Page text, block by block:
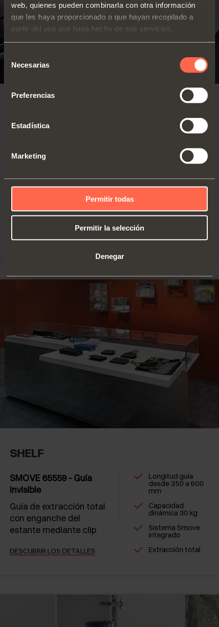
web, quienes pueden combinarla con otra información
que les haya proporcionado o que hayan recopilado a
partir del uso que haya hecho de sus servicios.
Selección
Necesarias
Preferencias
Estadística
Marketing
Permitir todas
Permitir la selección
Denegar
with a synchronized
DESCUBRIR LOS DETALLES
120 Lbs (55 kg)
110 Lbs (50 kg)
Available in 14” to
mm)
SHELF
SMOVE 65559 - Guía
invisible
Guía de extracción total
con enganche del
estante mediante clip
DESCUBRIR LOS DETALLES
Longitud guía
desde 350 a 600
mm
Capacidad
dinámica 30 kg
Sistema Smove
integrado
Extracción total